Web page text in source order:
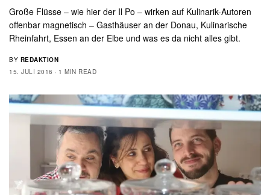
Große Flüsse – wie hier der Il Po – wirken auf Kulinarik-Autoren
offenbar magnetisch – Gasthäuser an der Donau, Kulinarische
Rheinfahrt, Essen an der Elbe und was es da nicht alles gibt.
BY REDAKTION
15. JULI 2016
1 MIN READ